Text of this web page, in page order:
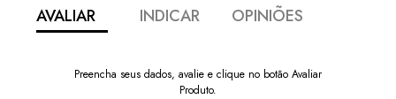
AVALIAR INDICAR OPINIÕES
Preencha seus dados, avalie e clique no botão Avaliar
Produto.